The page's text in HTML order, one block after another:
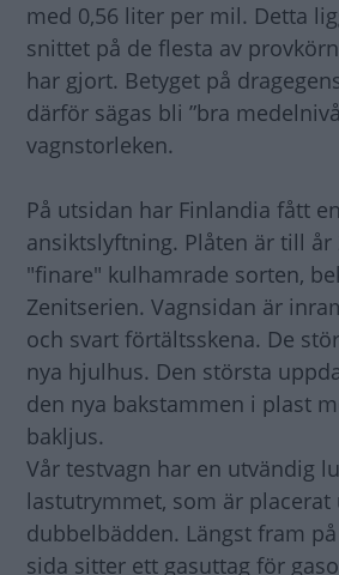
med 0,56 liter per mil. Detta
snittet på de flesta av
har gjort. Betyget på
därför sägas bli ”bra
vagnstorleken.
På utsidan har Finlandia fått
ansiktslyftning. Plåten är till år
"finare" kulhamrade sorten,
Zenitserien. Vagnsidan är
och svart förtältsskena. De
nya hjulhus. Den största
den nya bakstammen i plast
bakljus.
Vår testvagn har en utvändig
lastutrymmet, som är placerat
dubbelbädden. Längst fram
sida sitter ett gasuttag för